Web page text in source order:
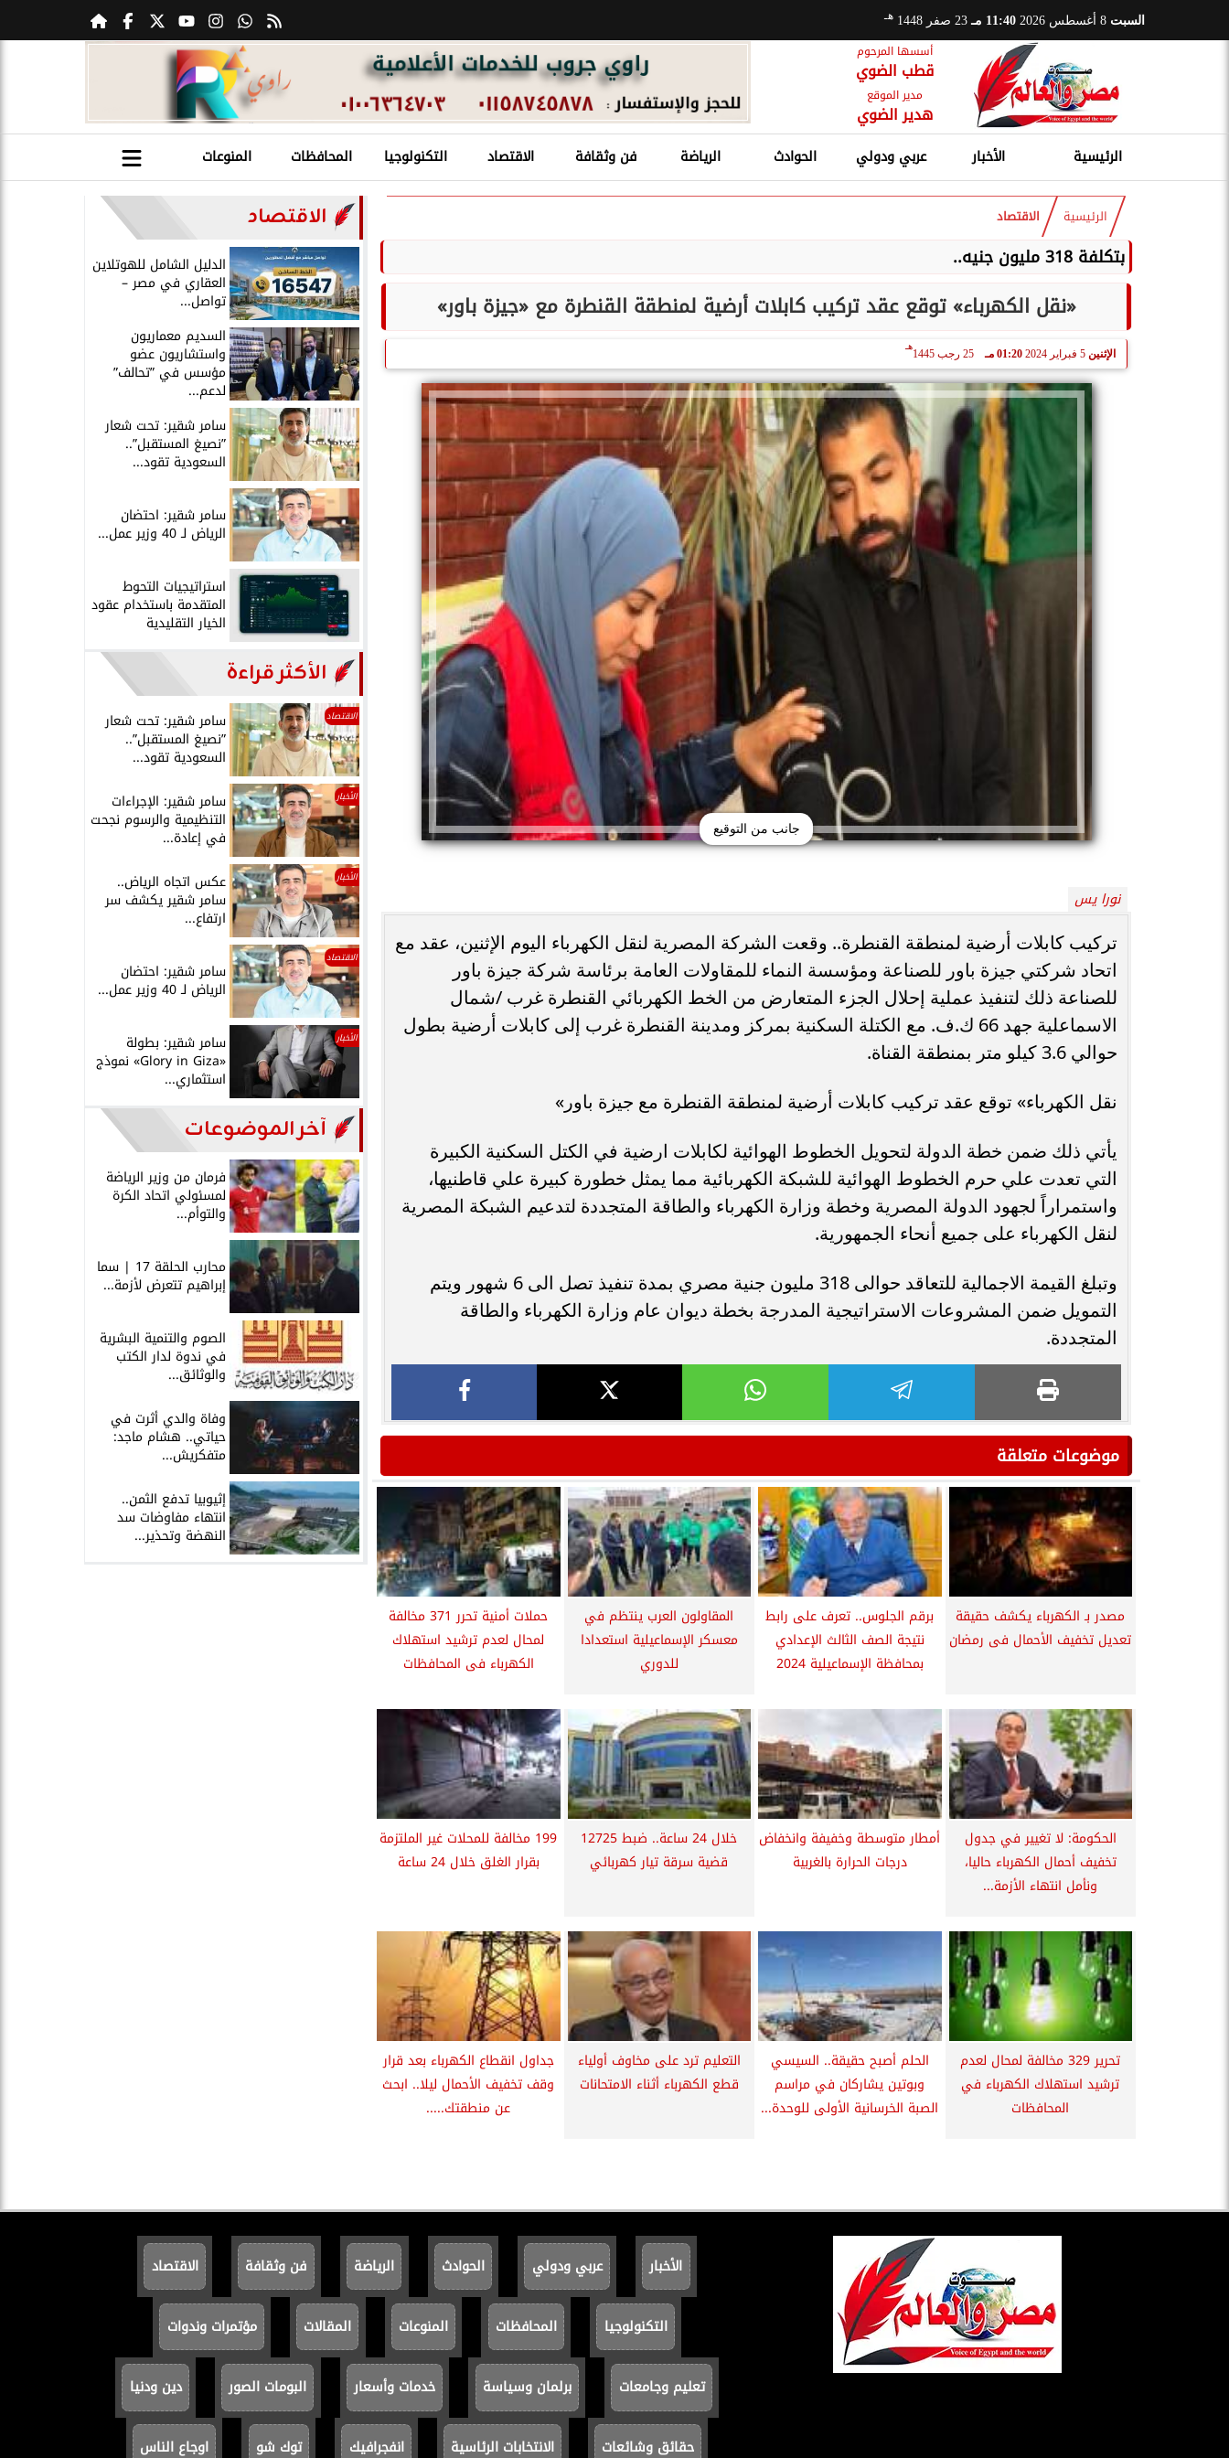
السبت 11:40 مـ 23 صفر 1448 هـ
أسسها المرحوم
قطب الضوي
مدير الموقع
هدير الضوي
الرئيسية الأخبار عربي ودولي الحوادث الرياضة فن وثقافة الاقتصاد التكنولوجيا المحافظات المنوعات
الرئيسية الاقتصاد
بتكلفة 318 مليون جنيه..
«نقل الكهرباء» توقع عقد تركيب كابلات أرضية لمنطقة القنطرة مع «جيزة باور»
الإثنين 5 فبراير 2024 01:20 مـ 25 رجب 1445
هـ
جانب من التوقيع
نورا يس
تركيب كابلات أرضية لمنطقة القنطرة.. وقعت الشركة المصرية لنقل الكهرباء اليوم الإثنين، عقد مع
اتحاد شركتي جيزة باور للصناعة ومؤسسة النماء للمقاولات العامة برئاسة شركة جيزة باور
للصناعة ذلك لتنفيذ عملية إحلال الجزء المتعارض من الخط الكهربائي القنطرة غرب /شمال
الاسماعلية جهد 66 ك.ف. مع الكتلة السكنية بمركز ومدينة القنطرة غرب إلى كابلات أرضية بطول
حوالي 3.6 كيلو متر بمنطقة القناة.
نقل الكهرباء» توقع عقد تركيب كابلات أرضية لمنطقة القنطرة مع جيزة باور»
يأتي ذلك ضمن خطة الدولة لتحويل الخطوط الهوائية لكابلات ارضية في الكتل السكنية الكبيرة
التي تعدت علي حرم الخطوط الهوائية للشبكة الكهربائية مما يمثل خطورة كبيرة علي قاطنيها،
واستمراراً لجهود الدولة المصرية وخطة وزارة الكهرباء والطاقة المتجددة لتدعيم الشبكة المصرية
لنقل الكهرباء على جميع أنحاء الجمهورية.
وتبلغ القيمة الاجمالية للتعاقد حوالى 318 مليون جنية مصري بمدة تنفيذ تصل الى 6 شهور ويتم
التمويل ضمن المشروعات الاستراتيجية المدرجة بخطة ديوان عام وزارة الكهرباء والطاقة
المتجددة.
موضوعات متعلقة
مصدر بـ الكهرباء يكشف حقيقة
تعديل تخفيف الأحمال فى رمضان
برقم الجلوس.. تعرف على رابط
نتيجة الصف الثالث الإعدادي
بمحافظة الإسماعيلية 2024
المقاولون العرب ينتظم في
معسكر الإسماعيلية استعدادا
للدوري
حملات أمنية تحرر 371 مخالفة
لمحال لعدم ترشيد استهلاك
الكهرباء فى المحافظات
الحكومة: لا تغيير في جدول
تخفيف أحمال الكهرباء حاليا،
ونأمل انتهاء الأزمة...
أمطار متوسطة وخفيفة وانخفاض
درجات الحرارة بالغربية
خلال 24 ساعة.. ضبط 12725
قضية سرقة تيار كهربائي
199 مخالفة للمحلات غير الملتزمة
بقرار الغلق خلال 24 ساعة
تحرير 329 مخالفة لمحال لعدم
ترشيد استهلاك الكهرباء في
المحافظات
الحلم أصبح حقيقة.. السيسي
وبوتين يشاركان في مراسم
الصبة الخرسانية الأولى للوحدة...
التعليم ترد على مخاوف أولياء
قطع الكهرباء أثناء الامتحانات
جداول انقطاع الكهرباء بعد قرار
وقف تخفيف الأحمال ليلا.. ابحث
عن منطقتك.....
الاقتصاد
الدليل الشامل للهوتلاين
العقاري في مصر –
تواصل...
السديم معماريون
واستشاريون عضو
مؤسس في ”تحالف”
لدعم...
سامر شقير: تحت شعار
”نصيغ المستقبل”..
السعودية تقود...
سامر شقير: احتضان
الرياض لـ 40 وزير عمل...
استراتيجيات التحوط
المتقدمة باستخدام عقود
الخيار التقليدية
الأكثر قراءة
الاقتصاد سامر شقير: تحت شعار
”نصيغ المستقبل”..
السعودية تقود...
الأخبار سامر شقير: الإجراءات
التنظيمية والرسوم نجحت
في إعادة...
الأخبار عكس اتجاه الرياض..
سامر شقير يكشف سر
ارتفاع...
الاقتصاد
سامر شقير: احتضان
الرياض لـ 40 وزير عمل...
الأخبار سامر شقير: بطولة
«Glory in Giza» نموذج
استثماري...
آخر الموضوعات
فرمان من وزير الرياضة
لمسئولي اتحاد الكرة
والتوأم...
محارب الحلقة 17 | سما
إبراهيم تتعرض لأزمة...
الصوم والتنمية البشرية
في ندوة لدار الكتب
والوثائق...
وفاة والدي أثرت في
حياتي.. هشام ماجد:
متفكريش...
إثيوبيا تدفع الثمن..
انتهاء مفاوضات سد
النهضة وتحذير...
الأخبار عربي ودولي الحوادث الرياضة فن وثقافة الاقتصاد
التكنولوجيا المحافظات المنوعات المقالات مؤتمرات وندوات
تعليم وجامعات برلمان وسياسة خدمات وأسعار البومات الصور دين ودنيا
حقائق وشائعات الانتخابات الرئاسية انفجرافيك توك شو اوجاع الناس